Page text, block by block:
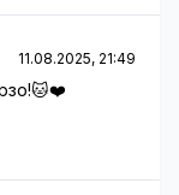
11.08.2025, 21:49